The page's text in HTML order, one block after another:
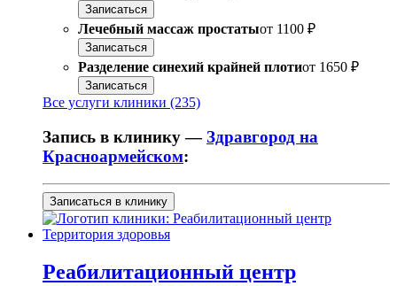
Записаться
Лечебный массаж простатыот 1100 ₽
Записаться
Разделение синехий крайней плотиот 1650 ₽
Записаться
Все услуги клиники (235)
Запись в клинику —Здравгород на
Красноармейском:
Записаться в клинику
Реабилитационный центр